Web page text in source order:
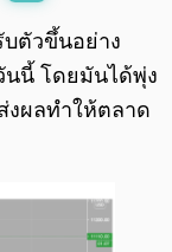
0:00 0:00
ตัวขึ้นอย่าง
นนี้ โดยมันได้พุ่ง
งผลทำให้ตลาด